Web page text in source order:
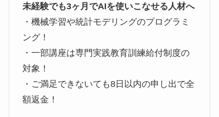
未経験でも3ヶ月でAIを使いこなせる人材へ
・機械学習や統計モデリングのプログラミ
ング！
・一部講座は専門実践教育訓練給付制度の
対象！
・ご満足できないても8日以内の申し出で全
額返金！